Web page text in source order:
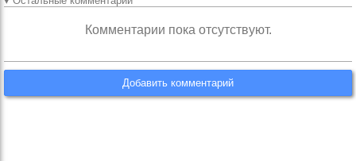
Комментарии пока отсутствуют.
Добавить комментарий